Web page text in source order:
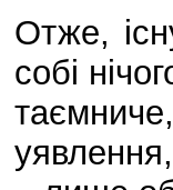
Отже,
собі